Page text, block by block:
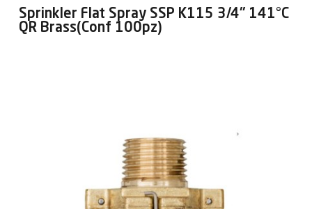
Sprinkler Flat Spray SSP K115 3/4" 141°C
QR Brass(Conf 100pz)